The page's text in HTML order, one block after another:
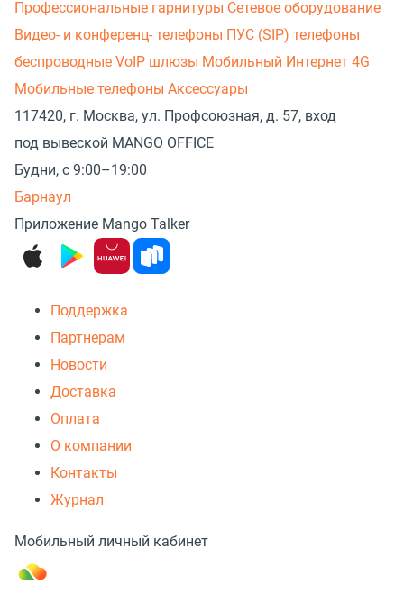
Профессиональные гарнитуры Сетевое оборудование
Видео- и конференц- телефоны ПУС (SIP) телефоны
беспроводные VoIP шлюзы Мобильный Интернет 4G
Мобильные телефоны Аксессуары
117420, г. Москва, ул. Профсоюзная, д. 57, вход
под вывеской MANGO OFFICE
Будни, с 9:00–19:00
Барнаул
Приложение Mango Talker
Поддержка
Партнерам
Новости
Доставка
Оплата
О компании
Контакты
Журнал
Мобильный личный кабинет